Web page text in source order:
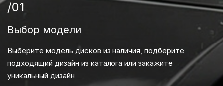
/01
Выбор модели
Выберите модель дисков из наличия, подберите
подходящий дизайн из каталога или закажите
уникальный дизайн